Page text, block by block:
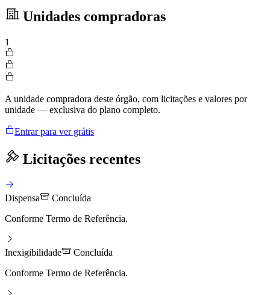
Unidades compradoras
1
A unidade compradora deste órgão, com licitações e valores por
unidade — exclusiva do plano completo.
Entrar para ver grátis
Licitações recentes
Dispensa
Concluída
Conforme Termo de Referência.
Inexigibilidade
Concluída
Conforme Termo de Referência.